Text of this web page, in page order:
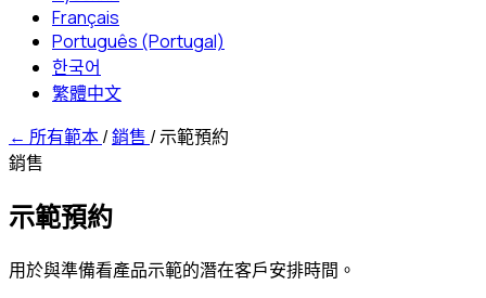
Français
Português (Portugal)
한국어
繁體中文
← 所有範本/銷售 /示範預約
銷售
示範預約
用於與準備看產品示範的潛在客戶安排時間。